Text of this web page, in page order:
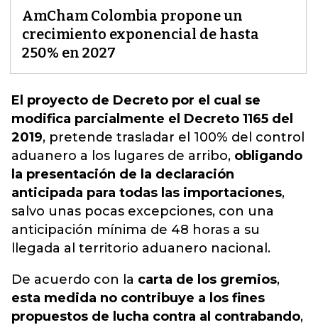
AmCham Colombia propone un
crecimiento exponencial de hasta
250% en 2027
El proyecto de Decreto por el cual se
modifica parcialmente el Decreto 1165 del
2019, pretende trasladar el 100% del control
aduanero a los lugares de arribo, obligando
la presentación de la declaración
anticipada para todas las importaciones,
salvo unas pocas excepciones, con una
anticipación mínima de 48 horas a su
llegada al territorio aduanero nacional.
De acuerdo con la carta de los gremios,
esta medida no contribuye a los fines
propuestos de lucha contra al contrabando,